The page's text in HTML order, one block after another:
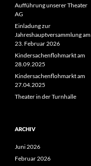
Aufführung unserer Theater
AG
Einladung zur
Jahreshauptversammlung am
23. Februar 2026
Kindersachenflohmarkt am
28.09.2025
Kindersachenflohmarkt am
27.04.2025
Theater in der Turnhalle
ARCHIV
Juni 2026
Februar 2026